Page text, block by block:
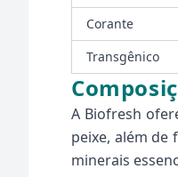
Corante
Transgênico
A Biofresh
peixe, além de
minerais